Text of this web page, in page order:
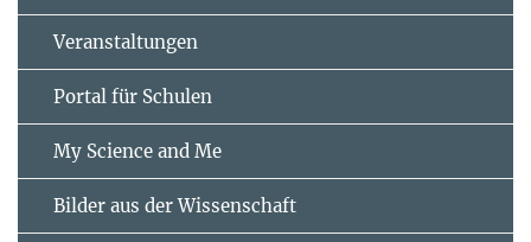
Veranstaltungen
Portal für Schulen
My Science and Me
Bilder aus der Wissenschaft